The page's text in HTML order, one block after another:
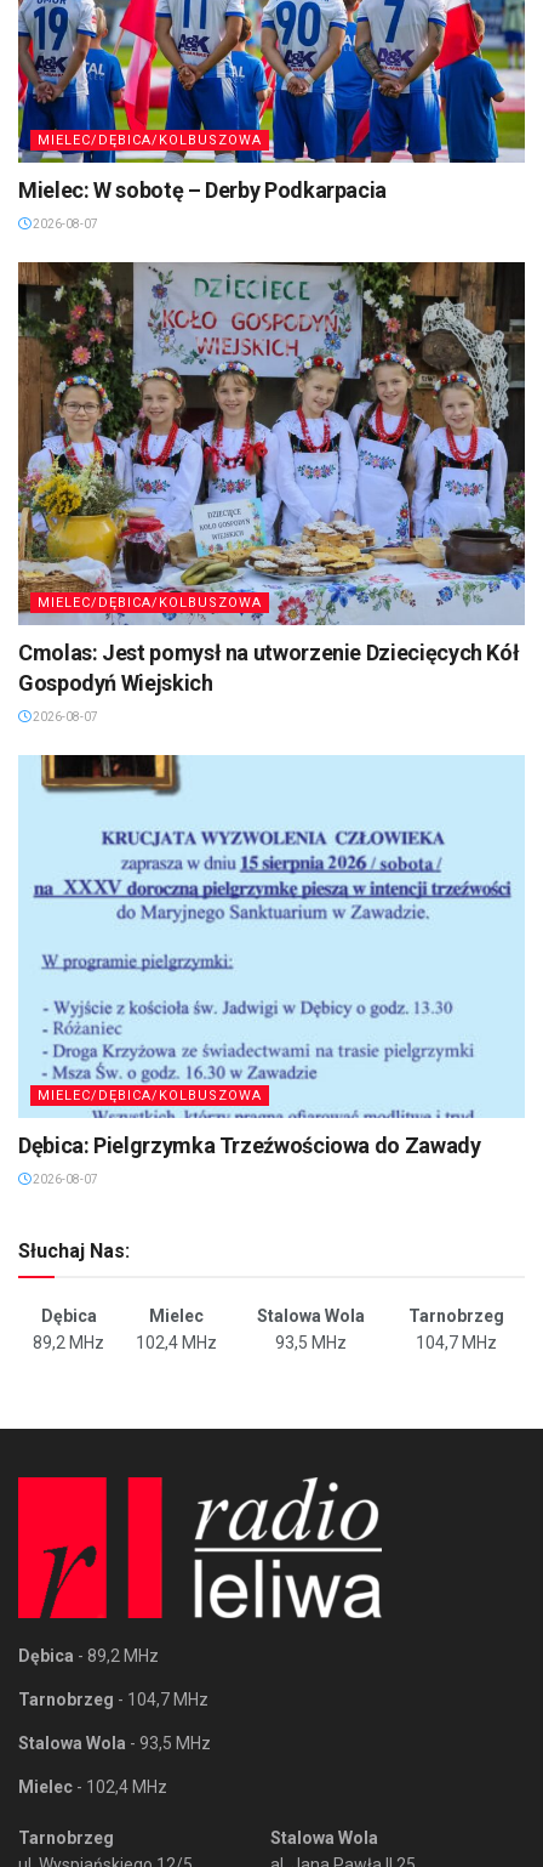
MIELEC/DĘBICA/KOLBUSZOWA
Mielec: W sobotę – Derby Podkarpacia
2026-08-07
MIELEC/DĘBICA/KOLBUSZOWA
Cmolas: Jest pomysł na utworzenie Dziecięcych Kół
Gospodyń Wiejskich
2026-08-07
MIELEC/DĘBICA/KOLBUSZOWA
Dębica: Pielgrzymka Trzeźwościowa do Zawady
2026-08-07
Słuchaj Nas:
Dębica Mielec Stalowa Wola
Tarnobrzeg
89,2 MHz
102,4 MHz 93,5 MHz 104,7 MHz
Dębica - 89,2 MHz
Tarnobrzeg - 104,7 MHz
Stalowa Wola - 93,5 MHz
Mielec - 102,4 MHz
Tarnobrzeg
Stalowa Wola